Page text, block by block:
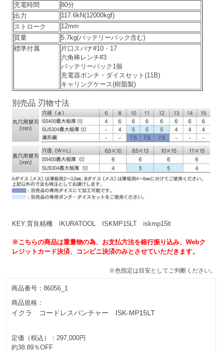
充電時間
80分
出力
117.6kN(12000kgf)
ストローク
12mm
質量
5.7kg(バッテリーパック含む)
標準付属
片口スパナ#10・17
六角棒レンチ#3
バッテリーパック1個
充電器ポンチ・ダイスセット(11B)
キャリングケース(樹脂製)
別売品 刃物寸法
KEY:育良精機 IKURATOOL ISKMP15LT iskmp15lt
※こちらの商品は重量物の為、お支払方法を銀行振り込み、Webク
レジットカード決済、コンビニ決済のみとさせていただきます。
※色指定は目安としてご判断ください。
商品番号： 86056_1
商品規格：
イクラ コードレスパンチャー ISK-MP15LT
定価（税込）： 297,000円
約38.89％OFF